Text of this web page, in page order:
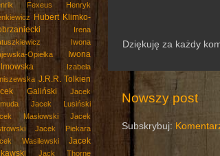
Dziękuję za każdy
Nowszy post
Subskrybuj:
Fexeus
Henryk
Hubert Klimko-
Irena
Iwona
Opiełka
Iwona
Izabela
J.R.R. Tolkien
Galiński
Jacek
Jacek Lusiński
Masłowski
Jacek
Jacek Piekara
Wasilewski
Jacek
Jack Thorne